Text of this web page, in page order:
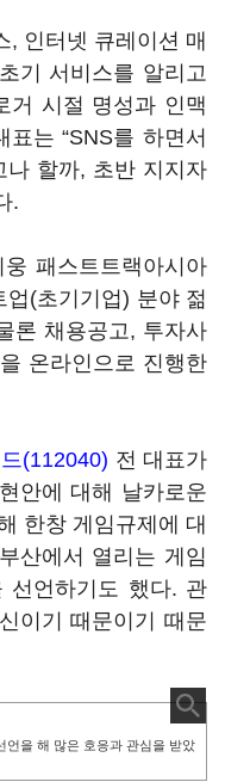
, 인터넷 큐레이션 매
기 서비스를 알리고
거 시절 명성과 인맥
는 “SNS를 하면서
나 할까, 초반 지지자
.
패스트트랙아시아
(초기기업) 분야 젊
론 채용공고, 투자사
온라인으로 진행한
(112040) 전 대표가
안에 대해 날카로운
한창 게임규제에 대
산에서 열리는 게임
선언하기도 했다. 관
이기 때문이기 때문
을 해 많은 호응과 관심을 받았